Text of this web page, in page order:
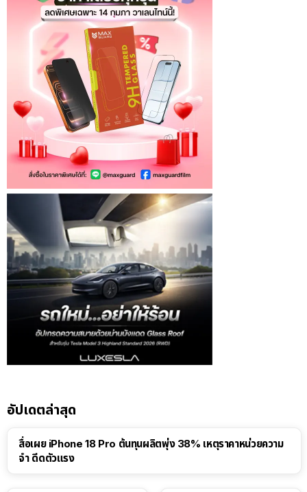
อัปเดตล่าสุด
สื่อเผย iPhone 18 Pro ต้นทุนผลิตพุ่ง 38% เหตุราคาหน่วยความ
จำ ดีดตัวแรง